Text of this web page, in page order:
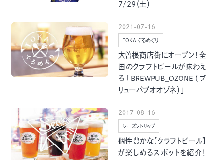
本・まち 自転車・まち
スタッフ紹介
7/29（土）
2021-07-16
TOKAIぐるめぐり
大曽根商店街にオープン！全
国のクラフトビールが味わえ
る「BREWPUB_ŌZONE（ブ
リューパブオオゾネ）」
2017-08-16
シーズントリップ
個性豊かな【クラフトビール】
が楽しめるスポットを紹介！